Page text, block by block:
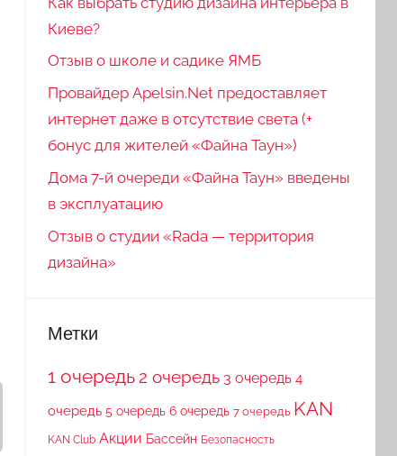
Киеве?
Отзыв о школе и садике ЯМБ
Провайдер Apelsin.Net предоставляет
интернет даже в отсутствие света (+
бонус для жителей «Файна Таун»)
Дома 7-й очереди «Файна Таун» введены
в эксплуатацию
Отзыв о студии «Rada — территория
дизайна»
Метки
1 очередь2 очередь 3 очередь 4
очередь 5 очередь 6 очередь 7 очередь KAN
KAN Club Акции Бассейн Безопасность